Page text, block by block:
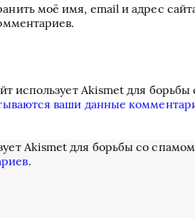
моё имя, email и адрес
использует Akismet для
ваши данные
Akismet для борьбы со
.